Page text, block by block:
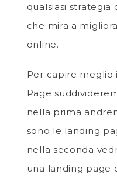
qualsiasi strategia
che mira a
online.
Per capire meglio
Page
nella prima
sono le landing
nella seconda
una landing page